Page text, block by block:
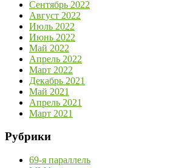
Сентябрь 2022
Август 2022
Июль 2022
Июнь 2022
Май 2022
Апрель 2022
Март 2022
Декабрь 2021
Май 2021
Апрель 2021
Март 2021
Рубрики
69-я параллель